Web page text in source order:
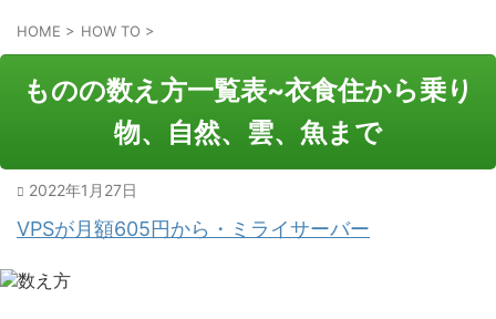
HOME > HOW TO >
ものの数え方一覧表~衣食住から乗り
物、自然、雲、魚まで
2022年1月27日
VPSが月額605円から・ミライサーバー